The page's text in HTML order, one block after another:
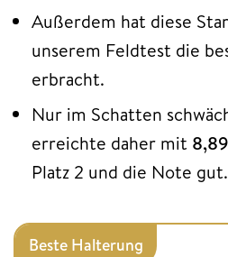
Außerdem hat diese
unserem Feldtest die
erbracht.
Nur im Schatten
erreichte daher mit
Platz 2 und die Note gut.
Beste Halterung